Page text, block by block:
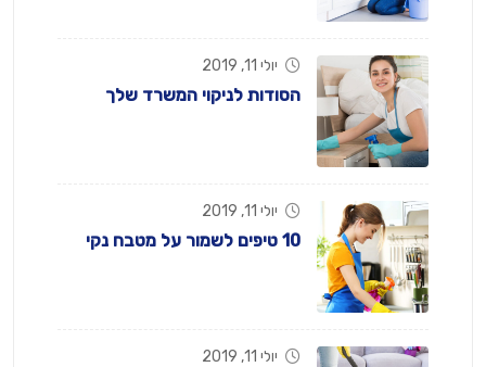
יולי 11, 2019
הסודות לניקוי המשרד שלך
יולי 11, 2019
10 טיפים לשמור על מטבח נקי
יולי 11, 2019